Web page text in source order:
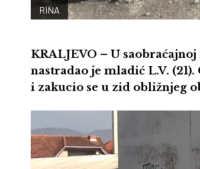
RINA
KRALJEVO – U
nastradao je mladić L.V.
i zakucio se u zid obližnjeg
video
zapisa